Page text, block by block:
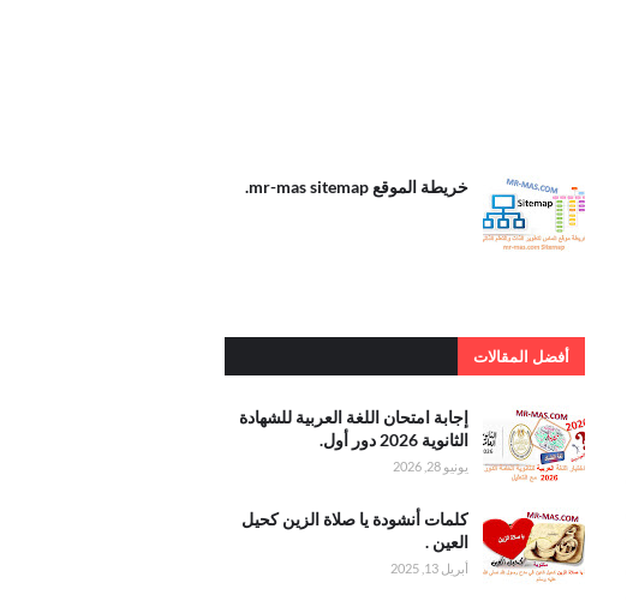
.خريطة الموقع
mr-mas
sitemap
خريطة الموقع mr-mas sitemap.
أفضل المقالات
. إجابة امتحان
اللغة العربية
للشهادة
الثانوية 2026
دور أول
إجابة امتحان اللغة العربية للشهادة
الثانوية 2026 دور أول.
يونيو 28, 2026
.كلمات أنشودة
يا صلاة الزين
كحيل العين
كلمات أنشودة يا صلاة الزين كحيل
العين .
أبريل 13, 2025